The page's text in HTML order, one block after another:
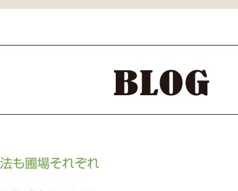
も圃場それぞれ